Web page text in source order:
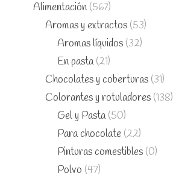
Alimentación (567)
Aromas y extractos (53)
Aromas líquidos (32)
En pasta (21)
Chocolates y coberturas (31)
Colorantes y rotuladores (138)
Gel y Pasta (50)
Para chocolate (22)
Pinturas comestibles (0)
Polvo (47)